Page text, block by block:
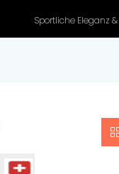
Sportliche Eleganz